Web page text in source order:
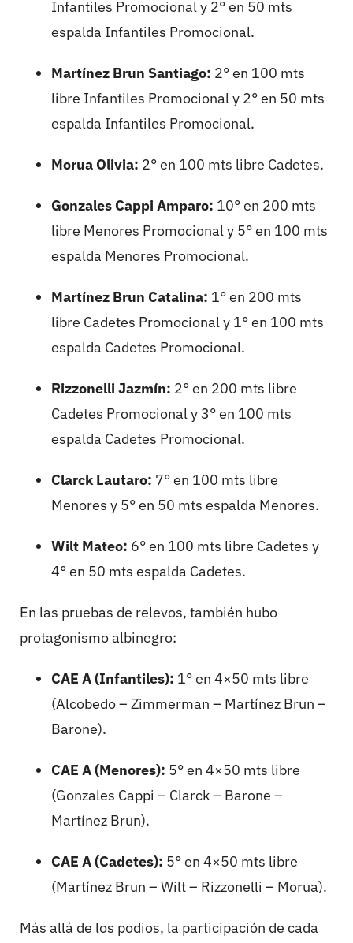
Infantiles Promocional y 2° en 50 mts
espalda Infantiles Promocional.
Martínez Brun Santiago: 2° en 100 mts
libre Infantiles Promocional y 2° en 50 mts
espalda Infantiles Promocional.
Morua Olivia: 2° en 100 mts libre Cadetes.
Gonzales Cappi Amparo: 10° en 200 mts
libre Menores Promocional y 5° en 100 mts
espalda Menores Promocional.
Martínez Brun Catalina: 1° en 200 mts
libre Cadetes Promocional y 1° en 100 mts
espalda Cadetes Promocional.
Rizzonelli Jazmín: 2° en 200 mts libre
Cadetes Promocional y 3° en 100 mts
espalda Cadetes Promocional.
Clarck Lautaro: 7° en 100 mts libre
Menores y 5° en 50 mts espalda Menores.
Wilt Mateo: 6° en 100 mts libre Cadetes y
4° en 50 mts espalda Cadetes.
En las pruebas de relevos, también hubo
protagonismo albinegro:
CAE A (Infantiles): 1° en 4×50 mts libre
(Alcobedo – Zimmerman – Martínez Brun –
Barone).
CAE A (Menores): 5° en 4×50 mts libre
(Gonzales Cappi – Clarck – Barone –
Martínez Brun).
CAE A (Cadetes): 5° en 4×50 mts libre
(Martínez Brun – Wilt – Rizzonelli – Morua).
Más allá de los podios, la participación de cada